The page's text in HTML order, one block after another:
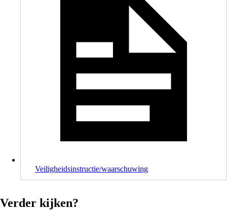
Veiligheidsinstructie/waarschuwing
Verder kijken?